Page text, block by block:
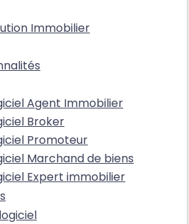
Immobilier
Agent Immobilier
Broker
Promoteur
Marchand de biens
Expert immobilier